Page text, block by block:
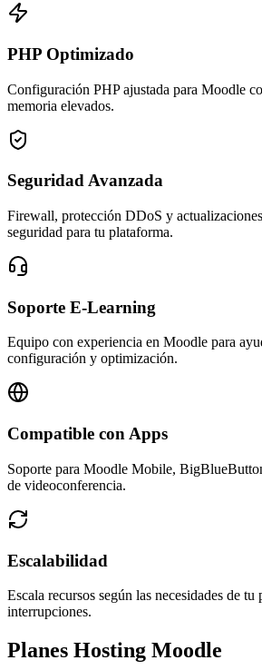
PHP Optimizado
Configuración PHP ajustada para Moodle
memoria elevados.
Seguridad Avanzada
Firewall, protección DDoS y
seguridad para tu plataforma.
Soporte E-Learning
Equipo con experiencia en Moodle para
configuración y optimización.
Compatible con Apps
Soporte para Moodle Mobile,
de videoconferencia.
Escalabilidad
Escala recursos según las necesidades de
interrupciones.
Planes Hosting Moodle